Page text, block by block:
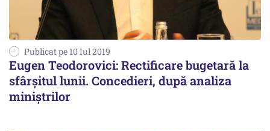
Publicat pe 10 Iul 2019
Eugen Teodorovici: Rectificare bugetară la
sfârșitul lunii. Concedieri, după analiza
miniștrilor